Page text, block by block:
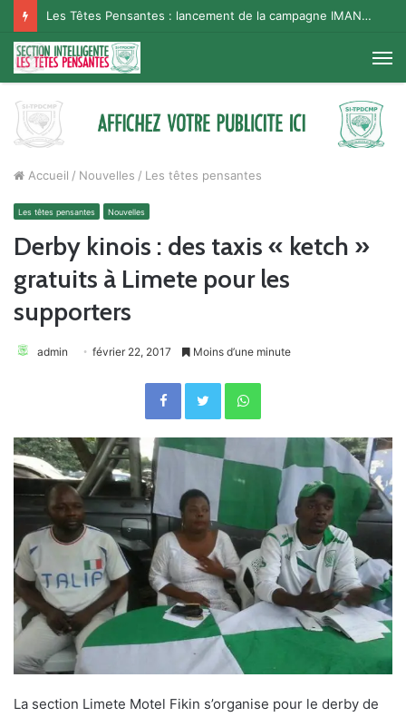
Les Têtes Pensantes : lancement de la campagne IMANA na BISO, Supporter Telema
Accueil / Nouvelles / Les têtes pensantes
Les têtes pensantes Nouvelles
Derby kinois : des taxis « ketch »
gratuits à Limete pour les
supporters
admin février 22, 2017 Moins d’une minute
FacebookTwitterWhatsApp
La section Limete Motel Fikin s’organise pour le derby de